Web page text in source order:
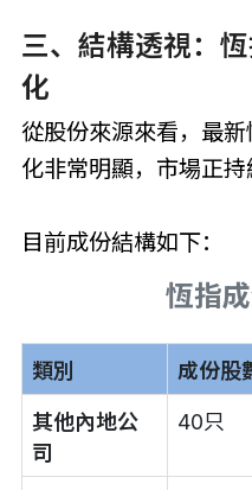
三、結構透視：
化
從股份來源來看，最
化非常明顯，市場正持
目前成份結構如下：
恆指
類別 成份股
其他內地公
司
40只